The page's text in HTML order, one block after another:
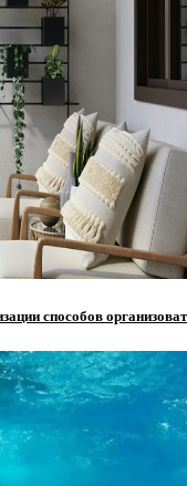
способов